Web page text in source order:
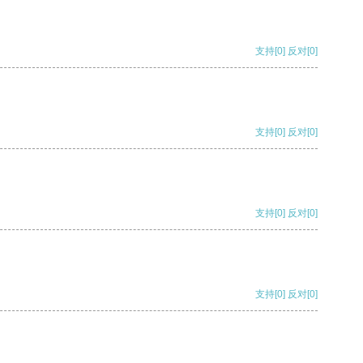
支持[0] 反对[0]
支持[0] 反对[0]
支持[0] 反对[0]
支持[0] 反对[0]